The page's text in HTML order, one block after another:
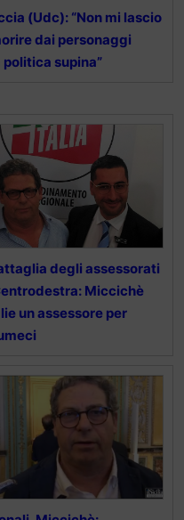
(Udc): “Non mi lascio
dai personaggi
supina”
degli assessorati
Miccichè
un assessore per